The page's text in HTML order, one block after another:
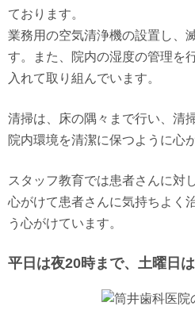
ております。
業務用の空気清浄機の設置し、
す。また、院内の湿度の管理を
入れて取り組んでいます。
清掃は、床の隅々まで行い、清
院内環境を清潔に保つように心
スタッフ教育では患者さんに対
心がけて患者さんに気持ちよく
う心がけています。
平日は夜20時まで、土曜日